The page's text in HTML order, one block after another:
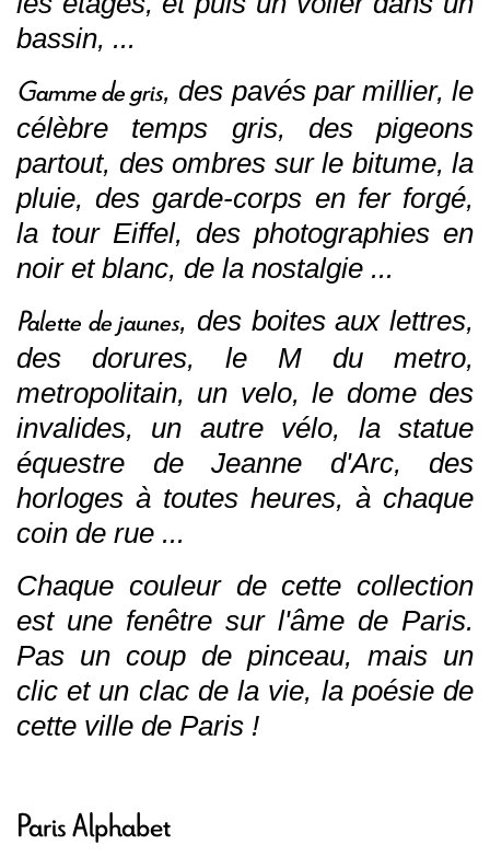
bassin, ...
Gamme de gris, des pavés par millier, le
célèbre temps gris, des pigeons
partout, des ombres sur le bitume, la
pluie, des garde-corps en fer forgé,
la tour Eiffel, des photographies en
noir et blanc, de la nostalgie ...
Palette de jaunes, des boites aux lettres,
des dorures, le M du metro,
metropolitain, un velo, le dome des
invalides, un autre vélo, la statue
équestre de Jeanne d'Arc, des
horloges à toutes heures, à chaque
coin de rue ...
Chaque couleur de cette collection
est une fenêtre sur l'âme de Paris.
Pas un coup de pinceau, mais un
clic et un clac de la vie, la poésie de
cette ville de Paris !
Paris Alphabet